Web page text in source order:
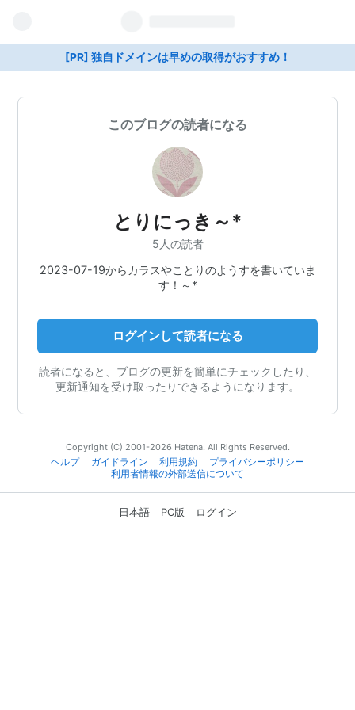
[PR] 独自ドメインは早めの取得がおすすめ！
このブログの読者になる
とりにっき～*
5人の読者
2023-07-19からカラスやことりのようすを書いていま
す！～*
ログインして読者になる
読者になると、ブログの更新を簡単にチェックしたり、
更新通知を受け取ったりできるようになります。
Copyright (C) 2001-2026 Hatena. All Rights Reserved.
ヘルプ
ガイドライン 利用規約
プライバシーポリシー
利用者情報の外部送信について
日本語 PC版 ログイン